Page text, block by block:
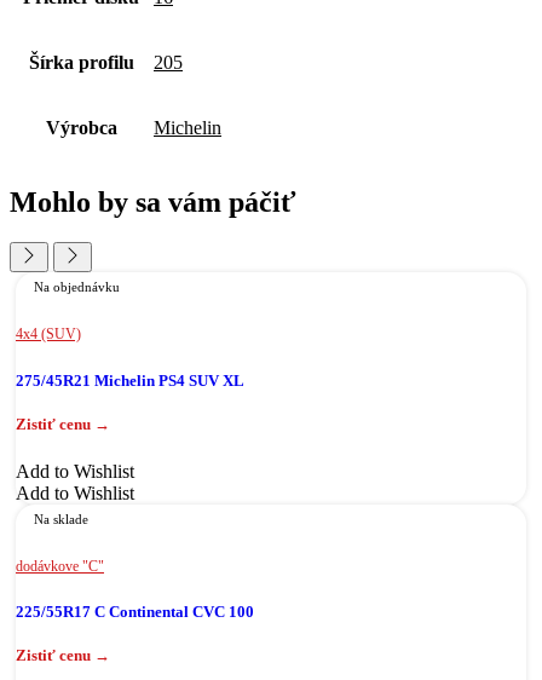
Šírka profilu 205
Výrobca Michelin
Mohlo by sa vám páčiť
Na objednávku
4x4 (SUV)
275/45R21 Michelin PS4 SUV XL
Add to Wishlist
Add to Wishlist
Na sklade
dodávkove "C"
225/55R17 C Continental CVC 100